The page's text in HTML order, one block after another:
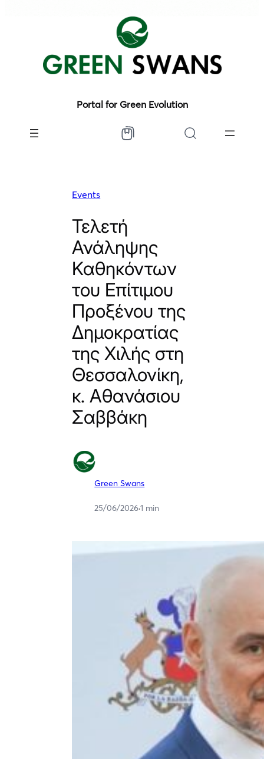
Portal for Green Evolution
Events
Τελετή
Ανάληψης
Καθηκόντων
του Επίτιμου
Προξένου της
Δημοκρατίας
της Χιλής στη
Θεσσαλονίκη,
κ. Αθανάσιου
Σαββάκη
Green Swans
25/06/2026·1 min